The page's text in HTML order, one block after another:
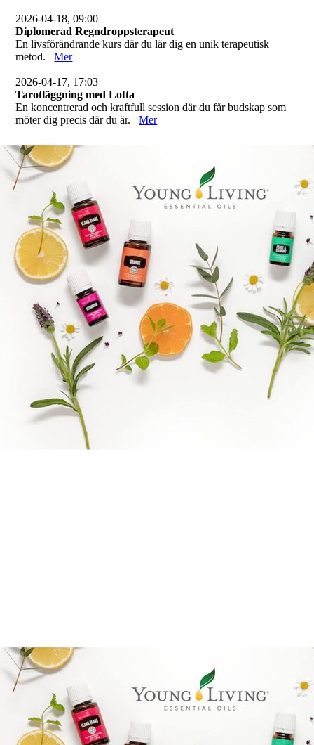
2026-04-18, 09:00
Diplomerad Regndroppsterapeut
En livsförändrande kurs där du lär dig en unik terapeutisk
metod.Mer
2026-04-17, 17:03
Tarotläggning med Lotta
En koncentrerad och kraftfull session där du får budskap som
möter dig precis där du är.Mer